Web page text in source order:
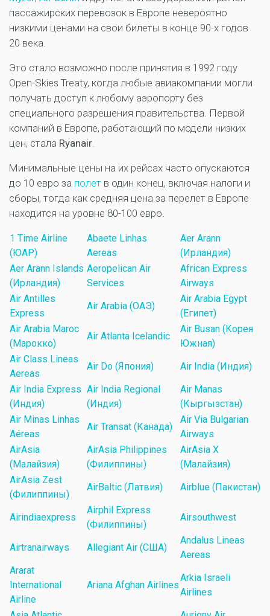
пассажирских перевозок в Европе невероятно
низкими ценами на свои билеты в конце 90-х годов
20 века.
Это стало возможно после принятия в 1992 году
Open-Skies Treaty, когда любые авиакомпании могли
получать доступ к любому аэропорту без
специального разрешения правительства. Первой
компаний в Европе, работающий по модели низких
цен, стала Ryanair.
Минимальные цены на их рейсах часто опускаются
до 10 евро за полет в один конец, включая налоги и
сборы, тогда как средняя цена за перелет в Европе
находится на уровне 80-100 евро.
1 Time Airline
(ЮАР)
Abaete Linhas
Aereas
Aer Arann
(Ирландия)
Aer Arann Islands
(Ирландия)
Aeropelican Air
Services
African Express
Airways
Air Antilles
Express
Air Arabia (ОАЭ)
Air Arabia Egypt
(Египет)
Air Arabia Maroc
(Марокко)
Air Atlanta Icelandic
Air Busan (Корея
Южная)
Air Class Lineas
Aereas
Air Do (Япония)
Air India (Индия)
Air India Express
(Индия)
Air India Regional
(Индия)
Air Manas
(Кыргызстан)
Air Minas Linhas
Aéreas
Air Transat (Канада)
Air Via Bulgarian
Airways
AirAsia
(Малайзия)
AirAsia Philippines
(Филиппины)
AirAsia X
(Малайзия)
AirAsia Zest
(Филиппины)
AirBaltic (Латвия) Airblue (Пакистан)
Airindiaexpress
Airphil Express
(Филиппины)
Airsouthwest
Airtranairways Allegiant Air (США)
Andalus Lineas
Aereas
Ararat
International
Airline
Ariana Afghan Airlines
Arkia Israeli
Airlines